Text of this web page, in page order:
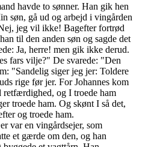
havde to sønner. Han gik hen
søn, gå ud og arbejd i vingården
jeg vil ikke! Bagefter fortrød
til den anden søn og sagde det
Ja, herre! men gik ikke derud.
fars vilje?" De svarede: "Den
"Sandelig siger jeg jer: Toldere
rige før jer. For Johannes kom
og I troede ham
troede ham. Og skønt I så det,
og troede ham.
var en vingårdsejer, som
et gærde om den, og han